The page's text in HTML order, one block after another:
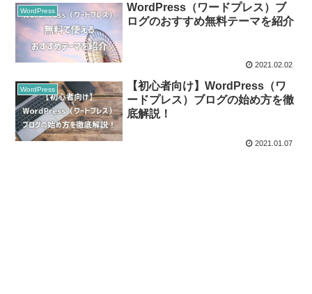
WordPress
WordPress（ワードプレス）ブ
ログのおすすめ無料テーマを紹介
2021.02.02
WordPress
【初心者向け】WordPress（ワ
ードプレス）ブログの始め方を徹
底解説！
2021.01.07